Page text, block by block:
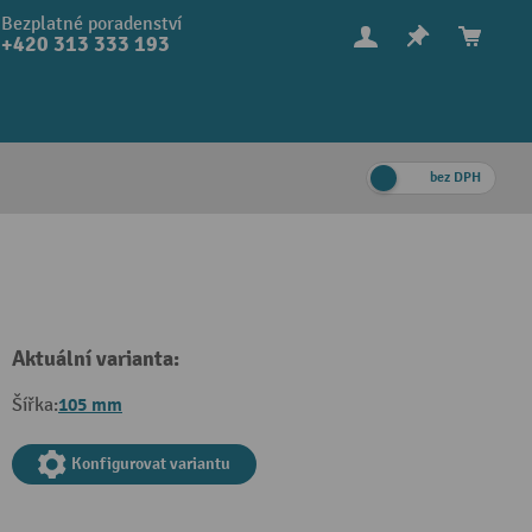
Bezplatné poradenství
+420 313 333 193
bez DPH
Aktuální varianta:
Šířka:105 mm
Konfigurovat variantu